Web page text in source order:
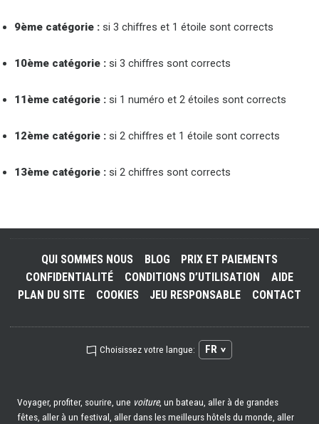
9ème catégorie : si 3 chiffres et 1 étoile sont corrects
10ème catégorie : si 3 chiffres sont corrects
11ème catégorie : si 1 numéro et 2 étoiles sont corrects
12ème catégorie : si 2 chiffres et 1 étoile sont corrects
13ème catégorie : si 2 chiffres sont corrects
QUI SOMMES NOUS BLOG
PRIX ET PAIEMENTS
CONFIDENTIALITÉ
CONDITIONS D’UTILISATION
AIDE
PLAN DU SITE
COOKIES JEU RESPONSABLE CONTACT
Choisissez votre langue: FR
Voyager, profiter, sourire, une voiture, un bateau, aller à de grandes
fêtes, aller à un festival, aller dans les meilleurs hôtels du monde, aller